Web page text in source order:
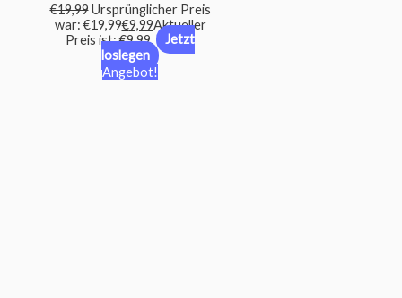
€19,99 Ursprünglicher Preis
war: €19,99€9,99Aktueller
Preis ist: €9,99.
Jetzt
loslegen
Angebot!